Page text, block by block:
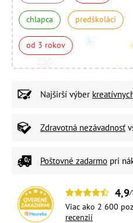
chlapca predškoláci
od 3 rokov
Najširší výber
Zdravotná nezávadnosť
Poštovné zadarmo pri
4,9
Viac ako 2 600
recenzií